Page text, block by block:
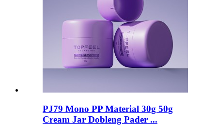
PJ79 Mono PP Material 30g 50g
Cream Jar Dobleng Pader ...